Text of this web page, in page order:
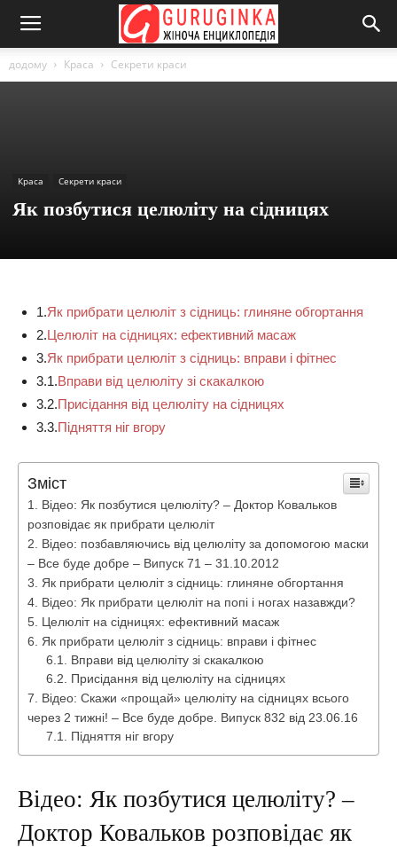
додому Краса Секрети краси
Краса Секрети краси
Як позбутися целюліту на сідницях
1.Як прибрати целюліт з сідниць: глиняне обгортання
2.Целюліт на сідницях: ефективний масаж
3.Як прибрати целюліт з сідниць: вправи і фітнес
3.1.Вправи від целюліту зі скакалкою
3.2.Присідання від целюліту на сідницях
3.3.Підняття ніг вгору
Зміст
Відео: Як позбутися целюліту? – Доктор Ковальков
розповідає як прибрати целюліт
Відео: позбавляючись від целюліту за допомогою маски
– Все буде добре – Випуск 71 – 31.10.2012
Як прибрати целюліт з сідниць: глиняне обгортання
Відео: Як прибрати целюліт на попі і ногах назавжди?
Целюліт на сідницях: ефективний масаж
Як прибрати целюліт з сідниць: вправи і фітнес
Вправи від целюліту зі скакалкою
Присідання від целюліту на сідницях
Відео: Скажи «прощай» целюліту на сідницях всього
через 2 тижні! – Все буде добре. Випуск 832 від 23.06.16
Підняття ніг вгору
Відео: Як позбутися целюліту? –
Доктор Ковальков розповідає як